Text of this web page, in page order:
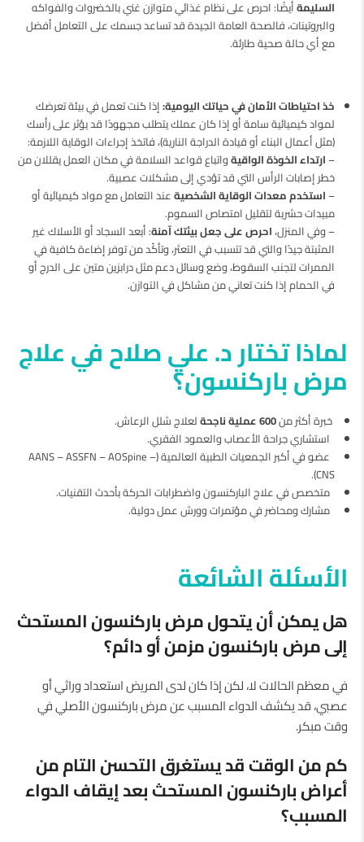
السليمةأيضًا: احرص على نظام غذائي متوازن غني بالخضروات والفواكه
والبروتينات، فالصحة العامة الجيدة قد تساعد جسمك على التعامل أفضل
مع أي حالة صحية طارئة.
خذ احتياطات الأمان في حياتك اليومية:إذا كنت تعمل في بيئة تعرضك
لمواد كيميائية سامة أو إذا كان عملك يتطلب مجهودًا قد يؤثر على رأسك
(مثل أعمال البناء أو قيادة الدراجة النارية)، فاتخذ إجراءات الوقاية اللازمة:
–ارتداء الخوذة الواقيةواتباع قواعد السلامة في مكان العمل يقللان من
خطر إصابات الرأس التي قد تؤدي إلى مشكلات عصبية.
–استخدم معدات الوقاية الشخصيةعند التعامل مع مواد كيميائية أو
مبيدات حشرية لتقليل امتصاص السموم.
– وفي المنزل،احرص على جعل بيئتك آمنة: أبعد السجاد أو الأسلاك غير
المثبتة جيدًا والتي قد تتسبب في التعثر، وتأكّد من توفر إضاءة كافية في
الممرات لتجنب السقوط، وضع وسائل دعم مثل درابزين متين على الدرج أو
في الحمام إذا كنت تعاني من مشاكل في التوازن.
لماذا تختار د. علي صلاح في علاج
مرض باركنسون؟
خبرة أكثر من600 عملية ناجحة
لعلاج شلل الرعاش.
استشاري جراحة الأعصاب والعمود الفقري.
عضو في أكبر الجمعيات الطبية العالمية (AANS – ASSFN – AOSpine –
CNS).
متخصص في علاج الباركنسون واضطرابات الحركة بأحدث التقنيات.
مشارك ومحاضر في مؤتمرات وورش عمل دولية.
الأسئلة الشائعة
هل يمكن أن يتحول مرض باركنسون المستحث
إلى مرض باركنسون مزمن أو دائم؟
في معظم الحالات لا، لكن إذا كان لدى المريض استعداد وراثي أو
عصبي، قد يكشف الدواء المسبب عن مرض باركنسون الأصلي في
وقت مبكر.
كم من الوقت قد يستغرق التحسن التام من
أعراض باركنسون المستحث بعد إيقاف الدواء
المسبب؟